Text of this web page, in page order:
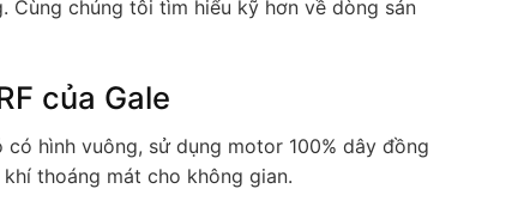
chúng tôi tìm hiểu kỹ hơn về dòng sản
của Gale
hình vuông, sử dụng motor 100% dây đồng
thoáng mát cho không gian.